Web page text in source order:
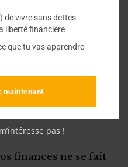
il permet d’éviter le
des dettes, qui
votre
finances : Une
finances ne se fait
de vivre sans dettes
liberté financière
que tu vas apprendre
maintenant
pas !